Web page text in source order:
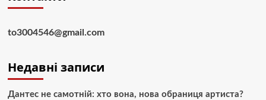
to3004546@gmail.com
Недавні записи
Дантес не самотній: хто вона, нова обраниця артиста?